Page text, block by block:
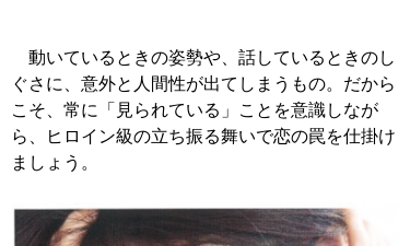
動いているときの姿勢や、話しているときのし
ぐさに、意外と人間性が出てしまうもの。だから
こそ、常に「見られている」ことを意識しなが
ら、ヒロイン級の立ち振る舞いで恋の罠を仕掛け
ましょう。